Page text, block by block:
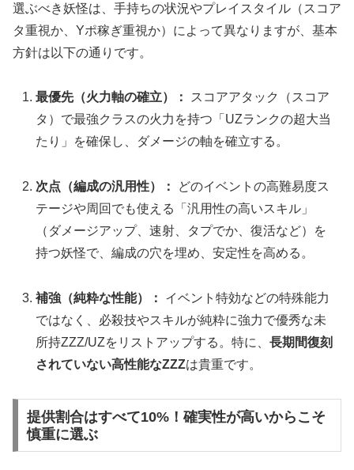
選ぶべき妖怪は、手持ちの状況やプレイスタイル（スコア
タ重視か、Yポ稼ぎ重視か）によって異なりますが、基本
方針は以下の通りです。
最優先（火力軸の確立）：
スコアアタック（スコア
タ）で最強クラスの火力を持つ「UZランクの超大当
たり」を確保し、ダメージの軸を確立する。
次点（編成の汎用性）：
どのイベントの高難易度ス
テージや周回でも使える「汎用性の高いスキル」
（ダメージアップ、速射、タプでか、復活など）を
持つ妖怪で、編成の穴を埋め、安定性を高める。
補強（純粋な性能）：
イベント特効などの特殊能力
ではなく、必殺技やスキルが純粋に強力で優秀な未
所持ZZZ/UZをリストアップする。特に、長期間復刻
されていない高性能なZZZは貴重です。
提供割合はすべて10%！確実性が高いからこそ
慎重に選ぶ